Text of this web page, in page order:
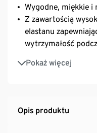
Wygodne, miękkie i
Z zawartością
elastanu
wytrzymałość
Pokaż więcej
Bawełniany klin
Opis produktu